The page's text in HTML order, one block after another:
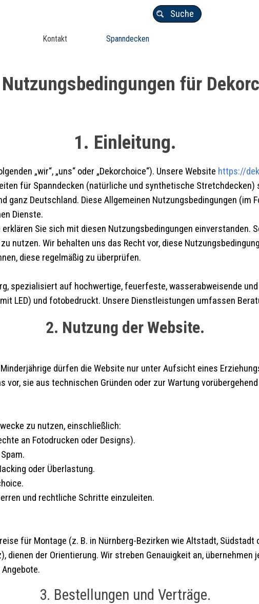
Kontakt Spanndecken
Suche
für
1. Einleitung.
„wir“, „uns“ oder „Dekorchoice“). Unsere Website https://
für Spanndecken (natürliche und synthetische
ganz Deutschland. Diese Allgemeinen Nutzungsbedingungen (im
Dienste.
Sie sich mit diesen Nutzungsbedingungen einverstanden.
nutzen. Wir behalten uns das Recht vor, diese
diese regelmäßig zu überprüfen.
spezialisiert auf hochwertige, feuerfeste, wasserabweisende
LED) und fotobedruckt. Unsere Dienstleistungen umfassen
2. Nutzung der Website.
dürfen die Website nur unter Aufsicht eines
sie aus technischen Gründen oder zur Wartung
zu nutzen, einschließlich:
an Fotodrucken oder Designs).
oder Überlastung.
und rechtliche Schritte einzuleiten.
für Montage (z. B. in Nürnberg-Bezirken wie Altstadt,
der Orientierung. Wir streben Genauigkeit an,
3. Bestellungen und Verträge.